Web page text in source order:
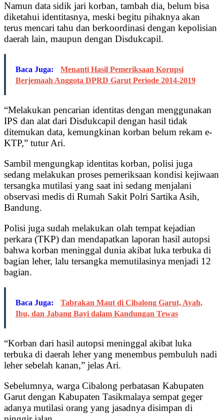
Namun data sidik jari korban, tambah dia, belum bisa
diketahui identitasnya, meski begitu pihaknya akan
terus mencari tahu dan berkoordinasi dengan kepolisian
daerah lain, maupun dengan Disdukcapil.
Baca Juga:
Menanti Hasil Pemeriksaan Korupsi
Berjemaah Anggota DPRD Garut Periode 2014-2019
“Melakukan pencarian identitas dengan menggunakan
IPS dan alat dari Disdukcapil dengan hasil tidak
ditemukan data, kemungkinan korban belum rekam e-
KTP,” tutur Ari.
Sambil mengungkap identitas korban, polisi juga
sedang melakukan proses pemeriksaan kondisi kejiwaan
tersangka mutilasi yang saat ini sedang menjalani
observasi medis di Rumah Sakit Polri Sartika Asih,
Bandung.
Polisi juga sudah melakukan olah tempat kejadian
perkara (TKP) dan mendapatkan laporan hasil autopsi
bahwa korban meninggal dunia akibat luka terbuka di
bagian leher, lalu tersangka memutilasinya menjadi 12
bagian.
Baca Juga:
Tabrakan Maut di Cibalong Garut, Ayah,
Ibu, dan Jabang Bayi dalam Kandungan Tewas
“Korban dari hasil autopsi meninggal akibat luka
terbuka di daerah leher yang menembus pembuluh nadi
leher sebelah kanan,” jelas Ari.
Sebelumnya, warga Cibalong perbatasan Kabupaten
Garut dengan Kabupaten Tasikmalaya sempat geger
adanya mutilasi orang yang jasadnya disimpan di